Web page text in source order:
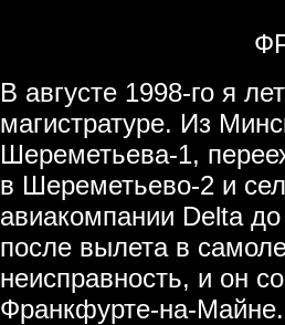
В августе 1998-го я
магистратуре. Из
Шереметьева-1,
в Шереметьево-2 и
авиакомпании Delta
после вылета в
неисправность, и он
Франкфурте-на-Майне.